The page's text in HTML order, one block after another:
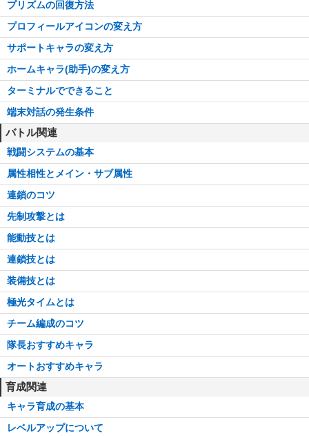
プリズムの回復方法
プロフィールアイコンの変え方
サポートキャラの変え方
ホームキャラ(助手)の変え方
ターミナルでできること
端末対話の発生条件
バトル関連
戦闘システムの基本
属性相性とメイン・サブ属性
連鎖のコツ
先制攻撃とは
能動技とは
連鎖技とは
装備技とは
極光タイムとは
チーム編成のコツ
隊長おすすめキャラ
オートおすすめキャラ
育成関連
キャラ育成の基本
レベルアップについて